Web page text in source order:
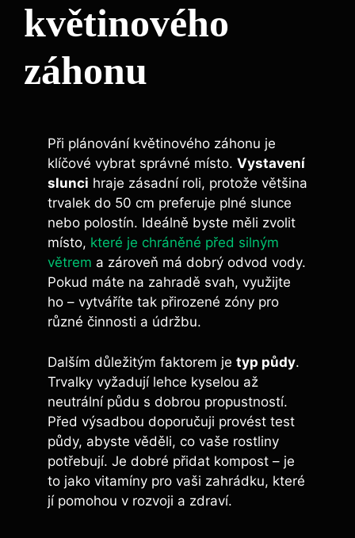
květinového
záhonu
Při plánování květinového záhonu je
klíčové vybrat správné místo. Vystavení
slunci hraje zásadní roli, protože většina
trvalek do 50 cm preferuje plné slunce
nebo polostín. Ideálně byste měli zvolit
místo, které je chráněné před silným
větrem a zároveň má dobrý odvod vody.
Pokud máte na zahradě svah, využijte
ho – vytváříte tak přirozené zóny pro
různé činnosti a údržbu.
Dalším důležitým faktorem je typ půdy.
Trvalky vyžadují lehce kyselou až
neutrální půdu s dobrou propustností.
Před výsadbou doporučuji provést test
půdy, abyste věděli, co vaše rostliny
potřebují. Je dobré přidat kompost – je
to jako vitamíny pro vaši zahrádku, které
jí pomohou v rozvoji a zdraví.